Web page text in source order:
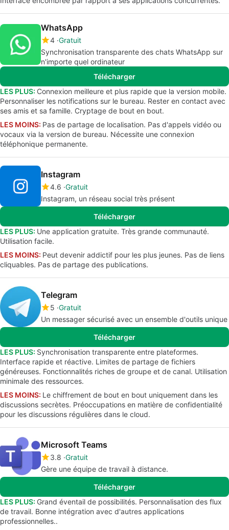
WhatsApp
4 Gratuit
Synchronisation transparente des chats WhatsApp sur
n'importe quel ordinateur
Télécharger
LES PLUS: Connexion meilleure et plus rapide que la version mobile.
Personnaliser les notifications sur le bureau. Rester en contact avec
ses amis et sa famille. Cryptage de bout en bout.
LES MOINS: Pas de partage de localisation. Pas d'appels vidéo ou
vocaux via la version de bureau. Nécessite une connexion
téléphonique permanente.
Instagram
4.6 Gratuit
Instagram, un réseau social très présent
Télécharger
LES PLUS: Une application gratuite. Très grande communauté.
Utilisation facile.
LES MOINS: Peut devenir addictif pour les plus jeunes. Pas de liens
cliquables. Pas de partage des publications.
Telegram
5 Gratuit
Un messager sécurisé avec un ensemble d'outils unique
Télécharger
LES PLUS: Synchronisation transparente entre plateformes.
Interface rapide et réactive. Limites de partage de fichiers
généreuses. Fonctionnalités riches de groupe et de canal. Utilisation
minimale des ressources.
LES MOINS: Le chiffrement de bout en bout uniquement dans les
discussions secrètes. Préoccupations en matière de confidentialité
pour les discussions régulières dans le cloud.
Microsoft Teams
3.8 Gratuit
Gère une équipe de travail à distance.
Télécharger
LES PLUS: Grand éventail de possibilités. Personnalisation des flux
de travail. Bonne intégration avec d'autres applications
professionnelles..